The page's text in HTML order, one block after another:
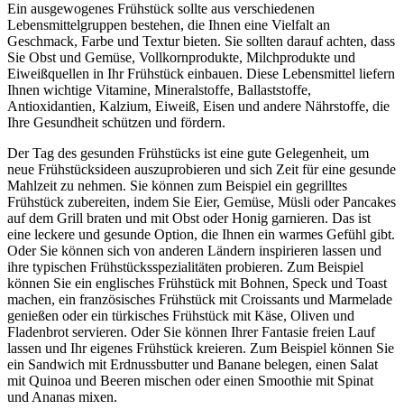
Ein ausgewogenes Frühstück sollte aus verschiedenen
Lebensmittelgruppen bestehen, die Ihnen eine Vielfalt an
Geschmack, Farbe und Textur bieten. Sie sollten darauf achten, dass
Sie Obst und Gemüse, Vollkornprodukte, Milchprodukte und
Eiweißquellen in Ihr Frühstück einbauen. Diese Lebensmittel liefern
Ihnen wichtige Vitamine, Mineralstoffe, Ballaststoffe,
Antioxidantien, Kalzium, Eiweiß, Eisen und andere Nährstoffe, die
Ihre Gesundheit schützen und fördern.
Der Tag des gesunden Frühstücks ist eine gute Gelegenheit, um
neue Frühstücksideen auszuprobieren und sich Zeit für eine gesunde
Mahlzeit zu nehmen. Sie können zum Beispiel ein gegrilltes
Frühstück zubereiten, indem Sie Eier, Gemüse, Müsli oder Pancakes
auf dem Grill braten und mit Obst oder Honig garnieren. Das ist
eine leckere und gesunde Option, die Ihnen ein warmes Gefühl gibt.
Oder Sie können sich von anderen Ländern inspirieren lassen und
ihre typischen Frühstücksspezialitäten probieren. Zum Beispiel
können Sie ein englisches Frühstück mit Bohnen, Speck und Toast
machen, ein französisches Frühstück mit Croissants und Marmelade
genießen oder ein türkisches Frühstück mit Käse, Oliven und
Fladenbrot servieren. Oder Sie können Ihrer Fantasie freien Lauf
lassen und Ihr eigenes Frühstück kreieren. Zum Beispiel können Sie
ein Sandwich mit Erdnussbutter und Banane belegen, einen Salat
mit Quinoa und Beeren mischen oder einen Smoothie mit Spinat
und Ananas mixen.